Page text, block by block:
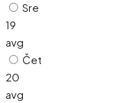
Sre
19
avg
Čet
20
avg